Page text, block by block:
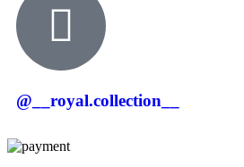
@__royal.collection__